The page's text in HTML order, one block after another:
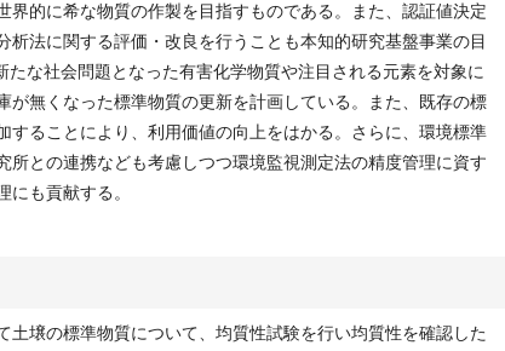
界的に希な物質の作製を目指すものである。また、認証値決定
法に関する評価・改良を行うことも本知的研究基盤事業の目
な社会問題となった有害化学物質や注目される元素を対象に
が無くなった標準物質の更新を計画している。また、既存の標
することにより、利用価値の向上をはかる。さらに、環境標準
所との連携なども考慮しつつ環境監視測定法の精度管理に資す
も貢献する。
土壌の標準物質について、均質性試験を行い均質性を確認した